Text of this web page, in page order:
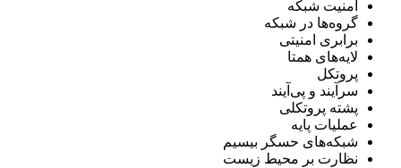
امنیت شبکه
گروه‌ها در شبکه
برابری امنیتی
لایه‌های همتا
پروتکل
سرآیند و پی‌آیند
پشته پروتکلی
عملیات پایه
شبکه‌های حسگر بیسیم
نظارت بر محیط زیست